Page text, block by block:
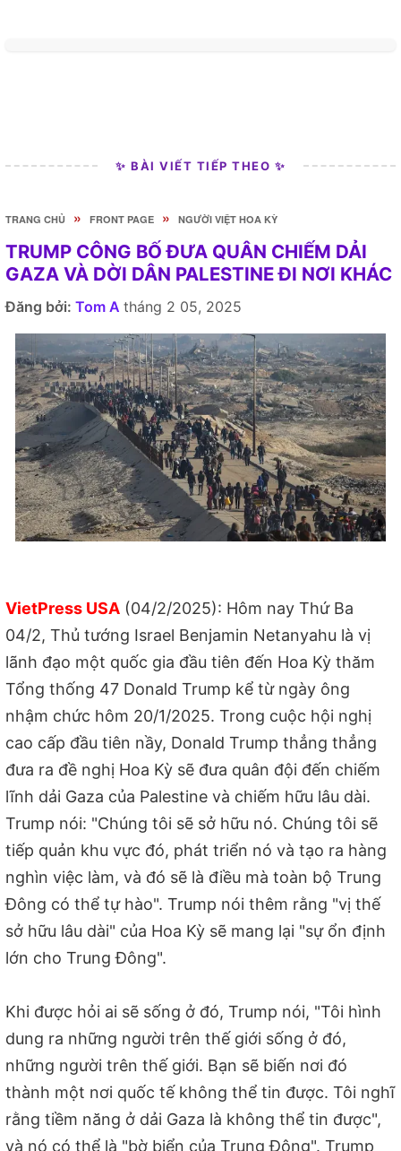
✨ BÀI VIẾT TIẾP THEO ✨
TRANG CHỦ » FRONT PAGE » NGƯỜI VIỆT HOA KỲ
TRUMP CÔNG BỐ ĐƯA QUÂN CHIẾM DẢI
GAZA VÀ DỜI DÂN PALESTINE ĐI NƠI KHÁC
Đăng bởi: Tom A tháng 2 05, 2025
VietPress USA (04/2/2025): Hôm nay Thứ Ba
04/2, Thủ tướng Israel Benjamin Netanyahu là vị
lãnh đạo một quốc gia đầu tiên đến Hoa Kỳ thăm
Tổng thống 47 Donald Trump kể từ ngày ông
nhậm chức hôm 20/1/2025. Trong cuộc hội nghị
cao cấp đầu tiên nầy, Donald Trump thẳng thẳng
đưa ra đề nghị Hoa Kỳ sẽ đưa quân đội đến chiếm
lĩnh dải Gaza của Palestine và chiếm hữu lâu dài.
Trump nói: "Chúng tôi sẽ sở hữu nó. Chúng tôi sẽ
tiếp quản khu vực đó, phát triển nó và tạo ra hàng
nghìn việc làm, và đó sẽ là điều mà toàn bộ Trung
Đông có thể tự hào". Trump nói thêm rằng "vị thế
sở hữu lâu dài" của Hoa Kỳ sẽ mang lại "sự ổn định
lớn cho Trung Đông".
Khi được hỏi ai sẽ sống ở đó, Trump nói, "Tôi hình
dung ra những người trên thế giới sống ở đó,
những người trên thế giới. Bạn sẽ biến nơi đó
thành một nơi quốc tế không thể tin được. Tôi nghĩ
rằng tiềm năng ở dải Gaza là không thể tin được",
và nó có thể là "bờ biển của Trung Đông". Trump